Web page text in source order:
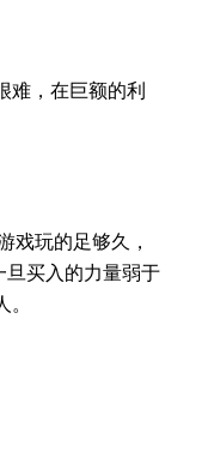
难，在巨额的利
玩的足够久，
旦买入的力量弱于